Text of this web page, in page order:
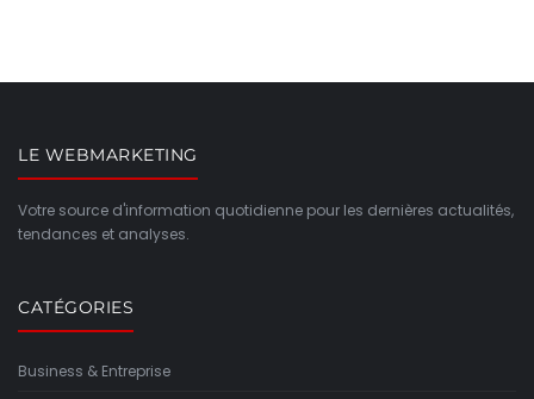
LE WEBMARKETING
Votre source d'information quotidienne pour les dernières actualités,
tendances et analyses.
CATÉGORIES
Business & Entreprise